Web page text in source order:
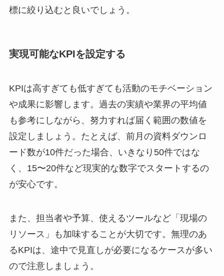
標に絞り込むと良いでしょう。
実現可能なKPIを設定する
KPIは高すぎても低すぎても活動のモチベーション
や成果に影響します。過去の実績や業界の平均値
も参考にしながら、努力すれば届く範囲の数値を
設定しましょう。たとえば、前月の資料ダウンロ
ード数が10件だった場合、いきなり50件ではな
く、15〜20件など現実的な数字でスタートするの
が安心です。
また、担当者や予算、使えるツールなど「現場の
リソース」も加味することが大切です。無理のあ
るKPIは、途中で見直しが必要になるケースが多い
ので注意しましょう。